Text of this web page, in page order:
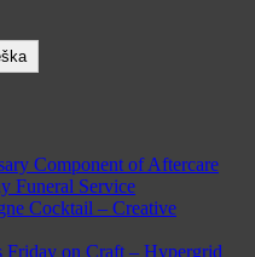
Component of Aftercare
Funeral Service
Cocktail – Creative
Friday on Craft – Hypergrid